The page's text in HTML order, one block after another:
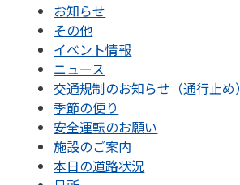
お知らせ
その他
イベント情報
ニュース
交通規制のお知らせ（通行止め）
季節の便り
安全運転のお願い
施設のご案内
本日の道路状況